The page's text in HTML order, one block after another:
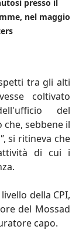
presso il
nel maggio
tra gli alti
coltivato
del
sebbene il
, si ritineva che
di cui i
della CPI,
del Mossad
capo.